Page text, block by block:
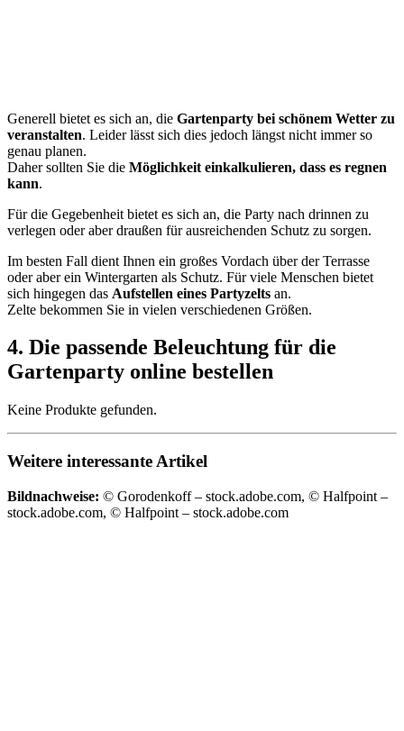
Generell bietet es sich an, die Gartenparty bei schönem Wetter zu
veranstalten. Leider lässt sich dies jedoch längst nicht immer so
genau planen.
Daher sollten Sie die Möglichkeit einkalkulieren, dass es regnen
kann.
Für die Gegebenheit bietet es sich an, die Party nach drinnen zu
verlegen oder aber draußen für ausreichenden Schutz zu sorgen.
Im besten Fall dient Ihnen ein großes Vordach über der Terrasse
oder aber ein Wintergarten als Schutz. Für viele Menschen bietet
sich hingegen das Aufstellen eines Partyzelts an.
Zelte bekommen Sie in vielen verschiedenen Größen.
4. Die passende Beleuchtung für die
Gartenparty online bestellen
Keine Produkte gefunden.
Weitere interessante Artikel
Bildnachweise: © Gorodenkoff – stock.adobe.com, © Halfpoint –
stock.adobe.com, © Halfpoint – stock.adobe.com